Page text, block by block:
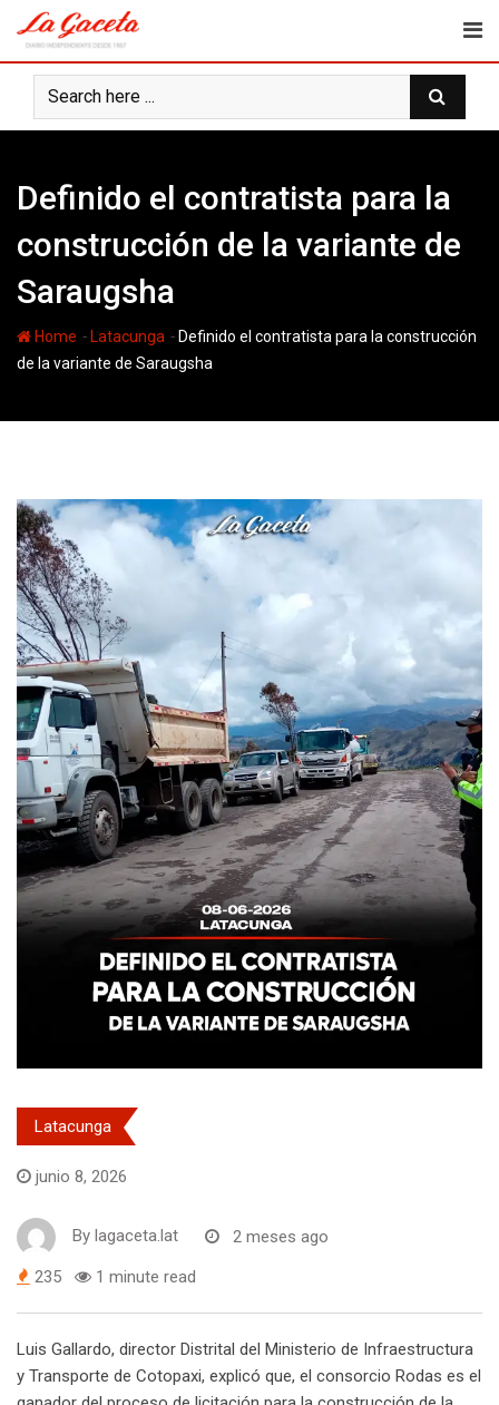
content
Definido el contratista para la
construcción de la variante de
Saraugsha
Home - Latacunga - Definido el contratista para la construcción
de la variante de Saraugsha
Latacunga
junio 8, 2026
By lagaceta.lat 2 meses ago
235 1 minute read
Luis Gallardo, director Distrital del Ministerio de Infraestructura
y Transporte de Cotopaxi, explicó que, el consorcio Rodas es el